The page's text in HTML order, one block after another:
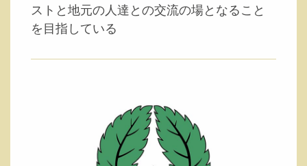
ストと地元の人達との交流の場となること
を目指している